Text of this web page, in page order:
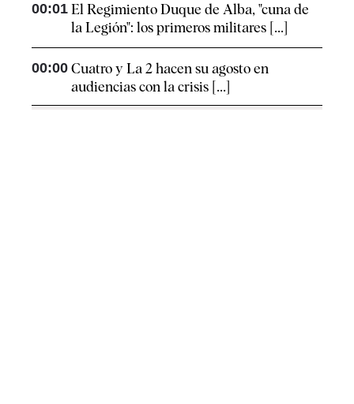
00:01 El Regimiento Duque de Alba, "cuna de
la Legión": los primeros militares [...]
00:00 Cuatro y La 2 hacen su agosto en
audiencias con la crisis [...]